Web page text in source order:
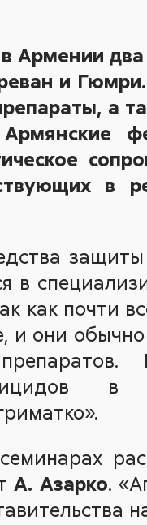
Армении
и
а
в
в
как почти
и они
в
А. Азарко.